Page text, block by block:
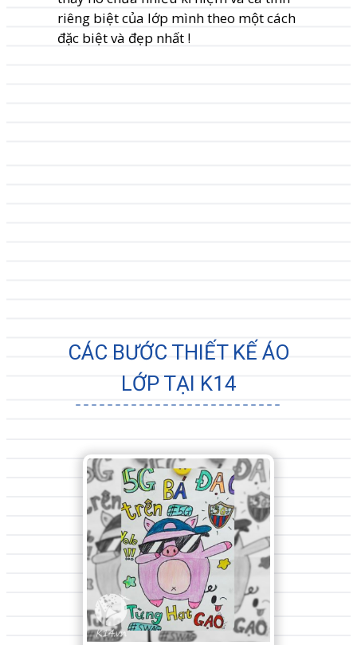
riêng biệt của lớp mình theo một cách
đặc biệt và đẹp nhất !
CÁC BƯỚC THIẾT KẾ ÁO
LỚP TẠI K14